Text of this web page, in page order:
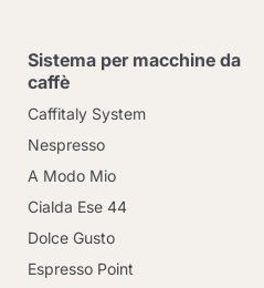
Sistema per macchine da
caffè
Caffitaly System
Nespresso
A Modo Mio
Cialda Ese 44
Dolce Gusto
Espresso Point